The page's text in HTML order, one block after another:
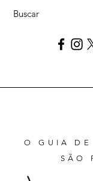
O GUIA DE
SÃO